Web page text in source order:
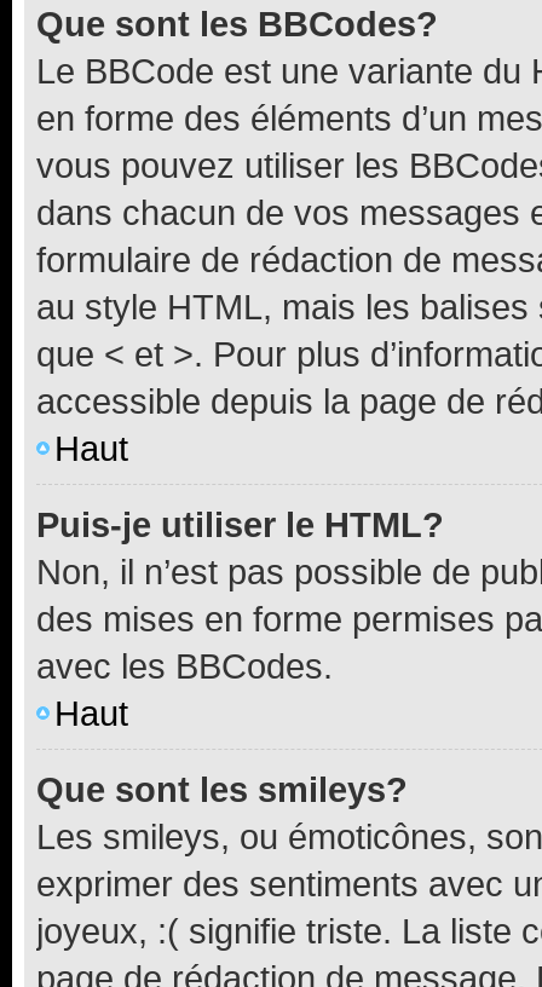
Que sont les BBCodes?
Le BBCode est une variante du
en forme des éléments d’un
vous pouvez utiliser les
dans chacun de vos messages
formulaire de rédaction de
au style HTML, mais les
que < et >. Pour plus
accessible depuis la page de
Haut
Puis-je utiliser le HTML?
Non, il n’est pas possible de
des mises en forme permises
avec les BBCodes.
Haut
Que sont les smileys?
Les smileys, ou émoticônes,
exprimer des sentiments avec
joyeux, :( signifie triste. La liste
page de rédaction de